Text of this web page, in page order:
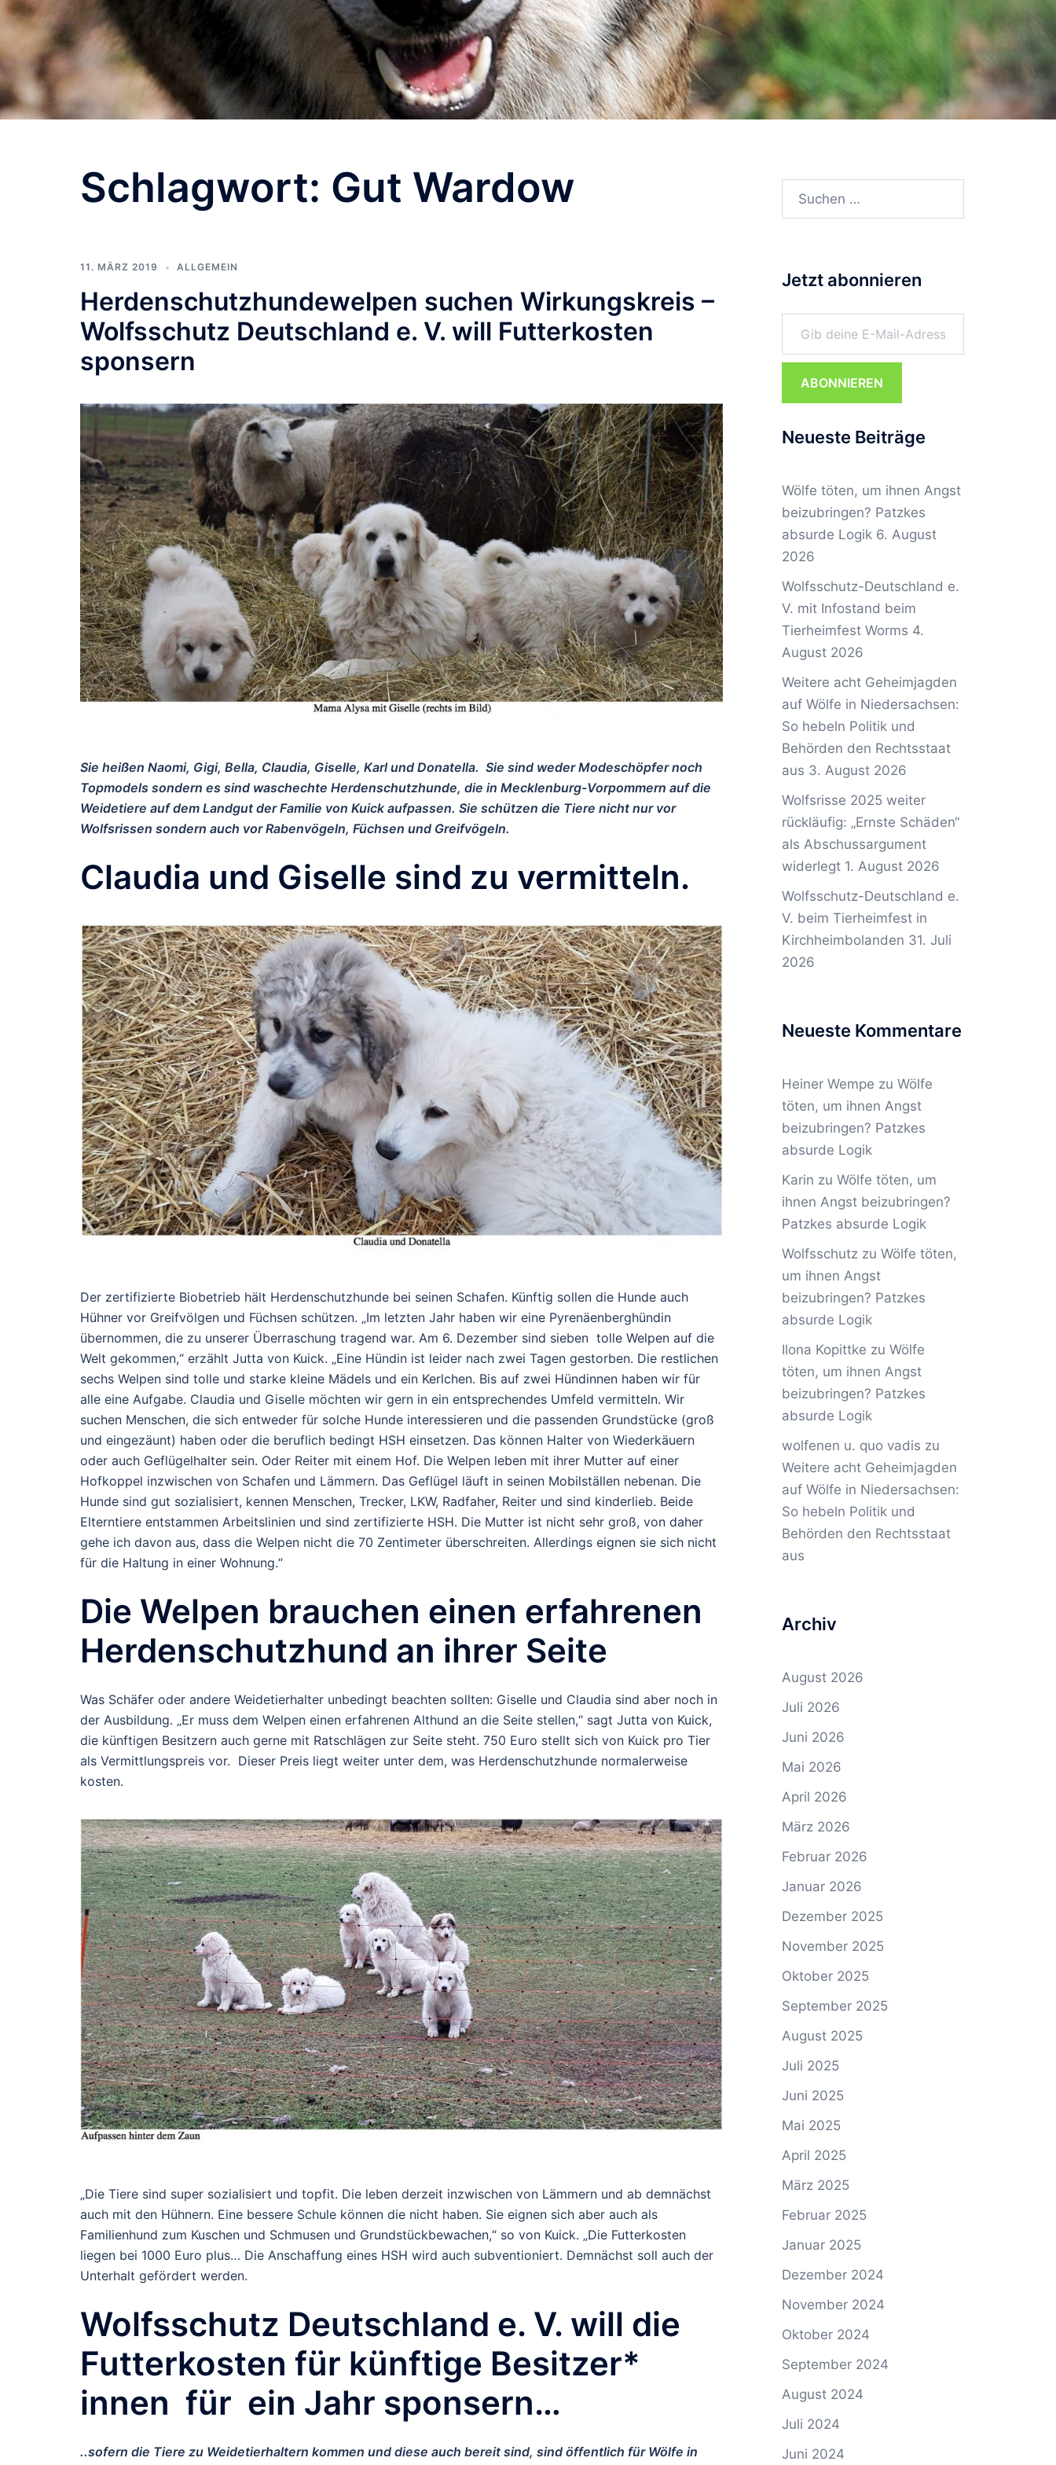
Schlagwort: Gut Wardow
11. MÄRZ 2019 ALLGEMEIN
Herdenschutzhundewelpen suchen Wirkungskreis –
Wolfsschutz Deutschland e. V. will Futterkosten
sponsern
Sie heißen Naomi, Gigi, Bella, Claudia, Giselle, Karl und Donatella. Sie sind weder Modeschöpfer noch
Topmodels sondern es sind waschechte Herdenschutzhunde, die in Mecklenburg-Vorpommern auf die
Weidetiere auf dem Landgut der Familie von Kuick aufpassen. Sie schützen die Tiere nicht nur vor
Wolfsrissen sondern auch vor Rabenvögeln, Füchsen und Greifvögeln.
Claudia und Giselle sind zu vermitteln.
Der zertifizierte Biobetrieb hält Herdenschutzhunde bei seinen Schafen. Künftig sollen die Hunde auch
Hühner vor Greifvölgen und Füchsen schützen. „Im letzten Jahr haben wir eine Pyrenäenberghündin
übernommen, die zu unserer Überraschung tragend war. Am 6. Dezember sind sieben tolle Welpen auf die
Welt gekommen,“ erzählt Jutta von Kuick. „Eine Hündin ist leider nach zwei Tagen gestorben. Die restlichen
sechs Welpen sind tolle und starke kleine Mädels und ein Kerlchen. Bis auf zwei Hündinnen haben wir für
alle eine Aufgabe. Claudia und Giselle möchten wir gern in ein entsprechendes Umfeld vermitteln. Wir
suchen Menschen, die sich entweder für solche Hunde interessieren und die passenden Grundstücke (groß
und eingezäunt) haben oder die beruflich bedingt HSH einsetzen. Das können Halter von Wiederkäuern
oder auch Geflügelhalter sein. Oder Reiter mit einem Hof. Die Welpen leben mit ihrer Mutter auf einer
Hofkoppel inzwischen von Schafen und Lämmern. Das Geflügel läuft in seinen Mobilställen nebenan. Die
Hunde sind gut sozialisiert, kennen Menschen, Trecker, LKW, Radfaher, Reiter und sind kinderlieb. Beide
Elterntiere entstammen Arbeitslinien und sind zertifizierte HSH. Die Mutter ist nicht sehr groß, von daher
gehe ich davon aus, dass die Welpen nicht die 70 Zentimeter überschreiten. Allerdings eignen sie sich nicht
für die Haltung in einer Wohnung.“
Die Welpen brauchen einen erfahrenen
Herdenschutzhund an ihrer Seite
Was Schäfer oder andere Weidetierhalter unbedingt beachten sollten: Giselle und Claudia sind aber noch in
der Ausbildung. „Er muss dem Welpen einen erfahrenen Althund an die Seite stellen,“ sagt Jutta von Kuick,
die künftigen Besitzern auch gerne mit Ratschlägen zur Seite steht. 750 Euro stellt sich von Kuick pro Tier
als Vermittlungspreis vor. Dieser Preis liegt weiter unter dem, was Herdenschutzhunde normalerweise
kosten.
„Die Tiere sind super sozialisiert und topfit. Die leben derzeit inzwischen von Lämmern und ab demnächst
auch mit den Hühnern. Eine bessere Schule können die nicht haben. Sie eignen sich aber auch als
Familienhund zum Kuschen und Schmusen und Grundstückbewachen,“ so von Kuick. „Die Futterkosten
liegen bei 1000 Euro plus… Die Anschaffung eines HSH wird auch subventioniert. Demnächst soll auch der
Unterhalt gefördert werden.
Wolfsschutz Deutschland e. V. will die
Futterkosten für künftige Besitzer*
innen für ein Jahr sponsern…
..sofern die Tiere zu Weidetierhaltern kommen und diese auch bereit sind, sind öffentlich für Wölfe in
Suchen
Jetzt abonnieren
Gib deine E-Mail-Adresse ein ...
ABONNIEREN
Neueste Beiträge
Wölfe töten, um ihnen Angst
beizubringen? Patzkes
absurde Logik 6. August
2026
Wolfsschutz-Deutschland e.
V. mit Infostand beim
Tierheimfest Worms 4.
August 2026
Weitere acht Geheimjagden
auf Wölfe in Niedersachsen:
So hebeln Politik und
Behörden den Rechtsstaat
aus 3. August 2026
Wolfsrisse 2025 weiter
rückläufig: „Ernste Schäden“
als Abschussargument
widerlegt 1. August 2026
Wolfsschutz-Deutschland e.
V. beim Tierheimfest in
Kirchheimbolanden 31. Juli
2026
Neueste Kommentare
Heiner Wempe zu Wölfe
töten, um ihnen Angst
beizubringen? Patzkes
absurde Logik
Karin zu Wölfe töten, um
ihnen Angst beizubringen?
Patzkes absurde Logik
Wolfsschutzzu Wölfe töten,
um ihnen Angst
beizubringen? Patzkes
absurde Logik
Ilona Kopittke zu Wölfe
töten, um ihnen Angst
beizubringen? Patzkes
absurde Logik
wolfenen u. quo vadis zu
Weitere acht Geheimjagden
auf Wölfe in Niedersachsen:
So hebeln Politik und
Behörden den Rechtsstaat
aus
Archiv
August 2026
Juli 2026
Juni 2026
Mai 2026
April 2026
März 2026
Februar 2026
Januar 2026
Dezember 2025
November 2025
Oktober 2025
September 2025
August 2025
Juli 2025
Juni 2025
Mai 2025
April 2025
März 2025
Februar 2025
Januar 2025
Dezember 2024
November 2024
Oktober 2024
September 2024
August 2024
Juli 2024
Juni 2024